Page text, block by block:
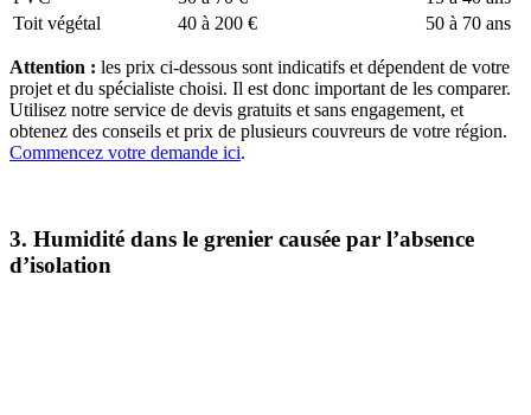
Toit végétal
40 à 200 € 50 à 70 ans
Attention : les prix ci-dessous sont indicatifs et dépendent de votre
projet et du spécialiste choisi. Il est donc important de les comparer.
Utilisez notre service de devis gratuits et sans engagement, et
obtenez des conseils et prix de plusieurs couvreurs de votre région.
Commencez votre demande ici.
3. Humidité dans le grenier causée par l’absence
d’isolation